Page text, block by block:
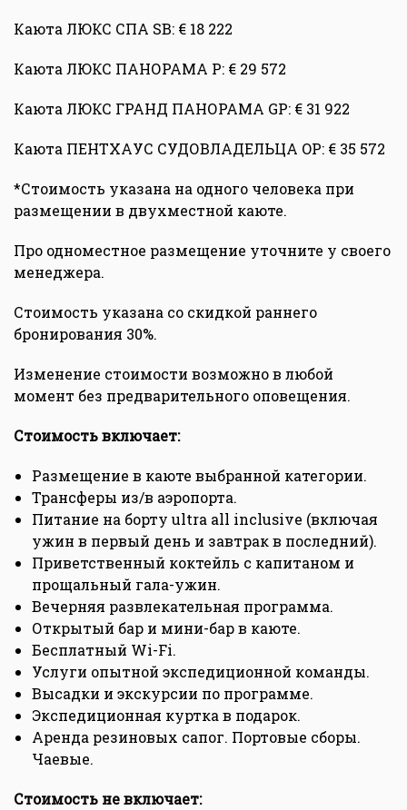
Каюта ЛЮКС СПА SB: € 18 222
Каюта ЛЮКС ПАНОРАМА P: € 29 572
Каюта ЛЮКС ГРАНД ПАНОРАМА GP: € 31 922
Каюта ПЕНТХАУС СУДОВЛАДЕЛЬЦА OP: € 35 572
*Стоимость указана на одного человека при
размещении в двухместной каюте.
Про одноместное размещение уточните у своего
менеджера.
Стоимость указана со скидкой раннего
бронирования 30%.
Изменение стоимости возможно в любой
момент без предварительного оповещения.
Стоимость включает:
Размещение в каюте выбранной категории.
Трансферы из/в аэропорта.
Питание на борту ultra all inclusive (включая
ужин в первый день и завтрак в последний).
Приветственный коктейль с капитаном и
прощальный гала-ужин.
Вечерняя развлекательная программа.
Открытый бар и мини-бар в каюте.
Бесплатный Wi-Fi.
Услуги опытной экспедиционной команды.
Высадки и экскурсии по программе.
Экспедиционная куртка в подарок.
Аренда резиновых сапог. Портовые сборы.
Чаевые.
Стоимость не включает: